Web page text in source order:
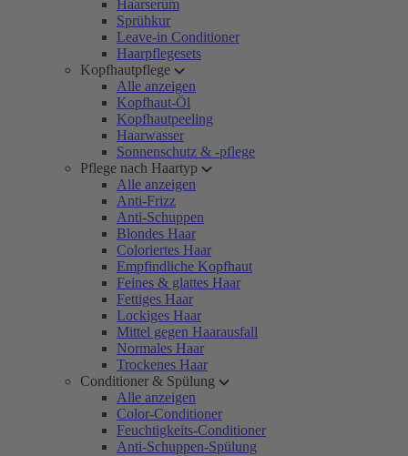
Haarserum
Sprühkur
Leave-in Conditioner
Haarpflegesets
Kopfhautpflege
Alle anzeigen
Kopfhaut-Öl
Kopfhautpeeling
Haarwasser
Sonnenschutz & -pflege
Pflege nach Haartyp
Alle anzeigen
Anti-Frizz
Anti-Schuppen
Blondes Haar
Coloriertes Haar
Empfindliche Kopfhaut
Feines & glattes Haar
Fettiges Haar
Lockiges Haar
Mittel gegen Haarausfall
Normales Haar
Trockenes Haar
Conditioner & Spülung
Alle anzeigen
Color-Conditioner
Feuchtigkeits-Conditioner
Anti-Schuppen-Spülung